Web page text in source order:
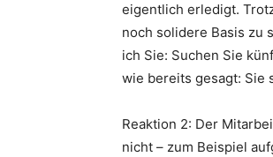
eigentlich erledigt.
noch solidere Basis zu
ich Sie: Suchen Sie
wie bereits gesagt: Sie
Reaktion 2: Der
nicht – zum Beispiel